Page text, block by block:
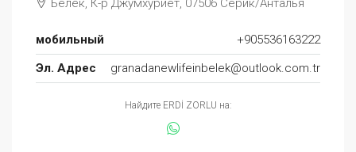
мобильный
+905536163222
Эл. Адрес
granadanewlifeinbelek@outlook.com.tr
Найдите ERDİ ZORLU на: